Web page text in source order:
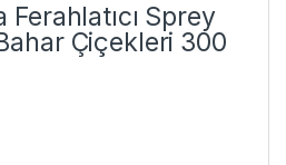
Ferahlatıcı Sprey
Çiçekleri 300